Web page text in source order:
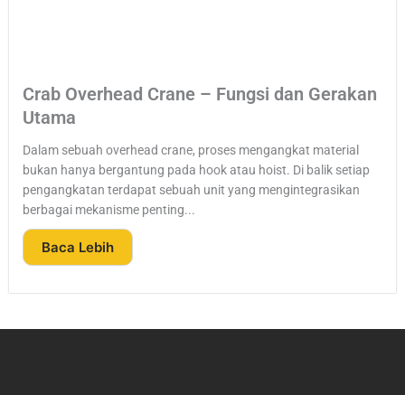
Crab Overhead Crane – Fungsi dan Gerakan
Utama
Dalam sebuah overhead crane, proses mengangkat material
bukan hanya bergantung pada hook atau hoist. Di balik setiap
pengangkatan terdapat sebuah unit yang mengintegrasikan
berbagai mekanisme penting...
Baca Lebih